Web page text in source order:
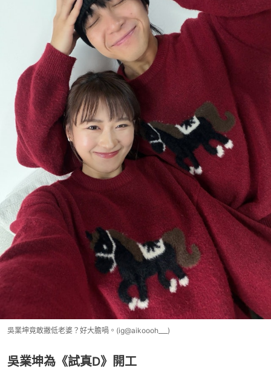
吳業坤竟敢撇低老婆？好大膽喎。(ig@aikoooh___)
吳業坤為《試真D》開工